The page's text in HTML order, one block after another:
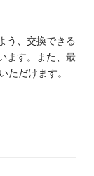
う、交換できる
ます。また、最
ただけます。